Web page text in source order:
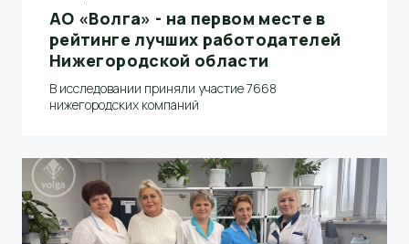
АО «Волга» - на первом месте в
рейтинге лучших работодателей
Нижегородской области
В исследовании приняли участие 7668
нижегородских компаний